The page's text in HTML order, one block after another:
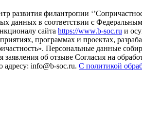
развития филантропии
данных в соответствии с
сайта https://www.b-soc.ru и
программах и проектах,
Персональные данные
об отзыве Согласия на
адресу: info@b-soc.ru. С политикой